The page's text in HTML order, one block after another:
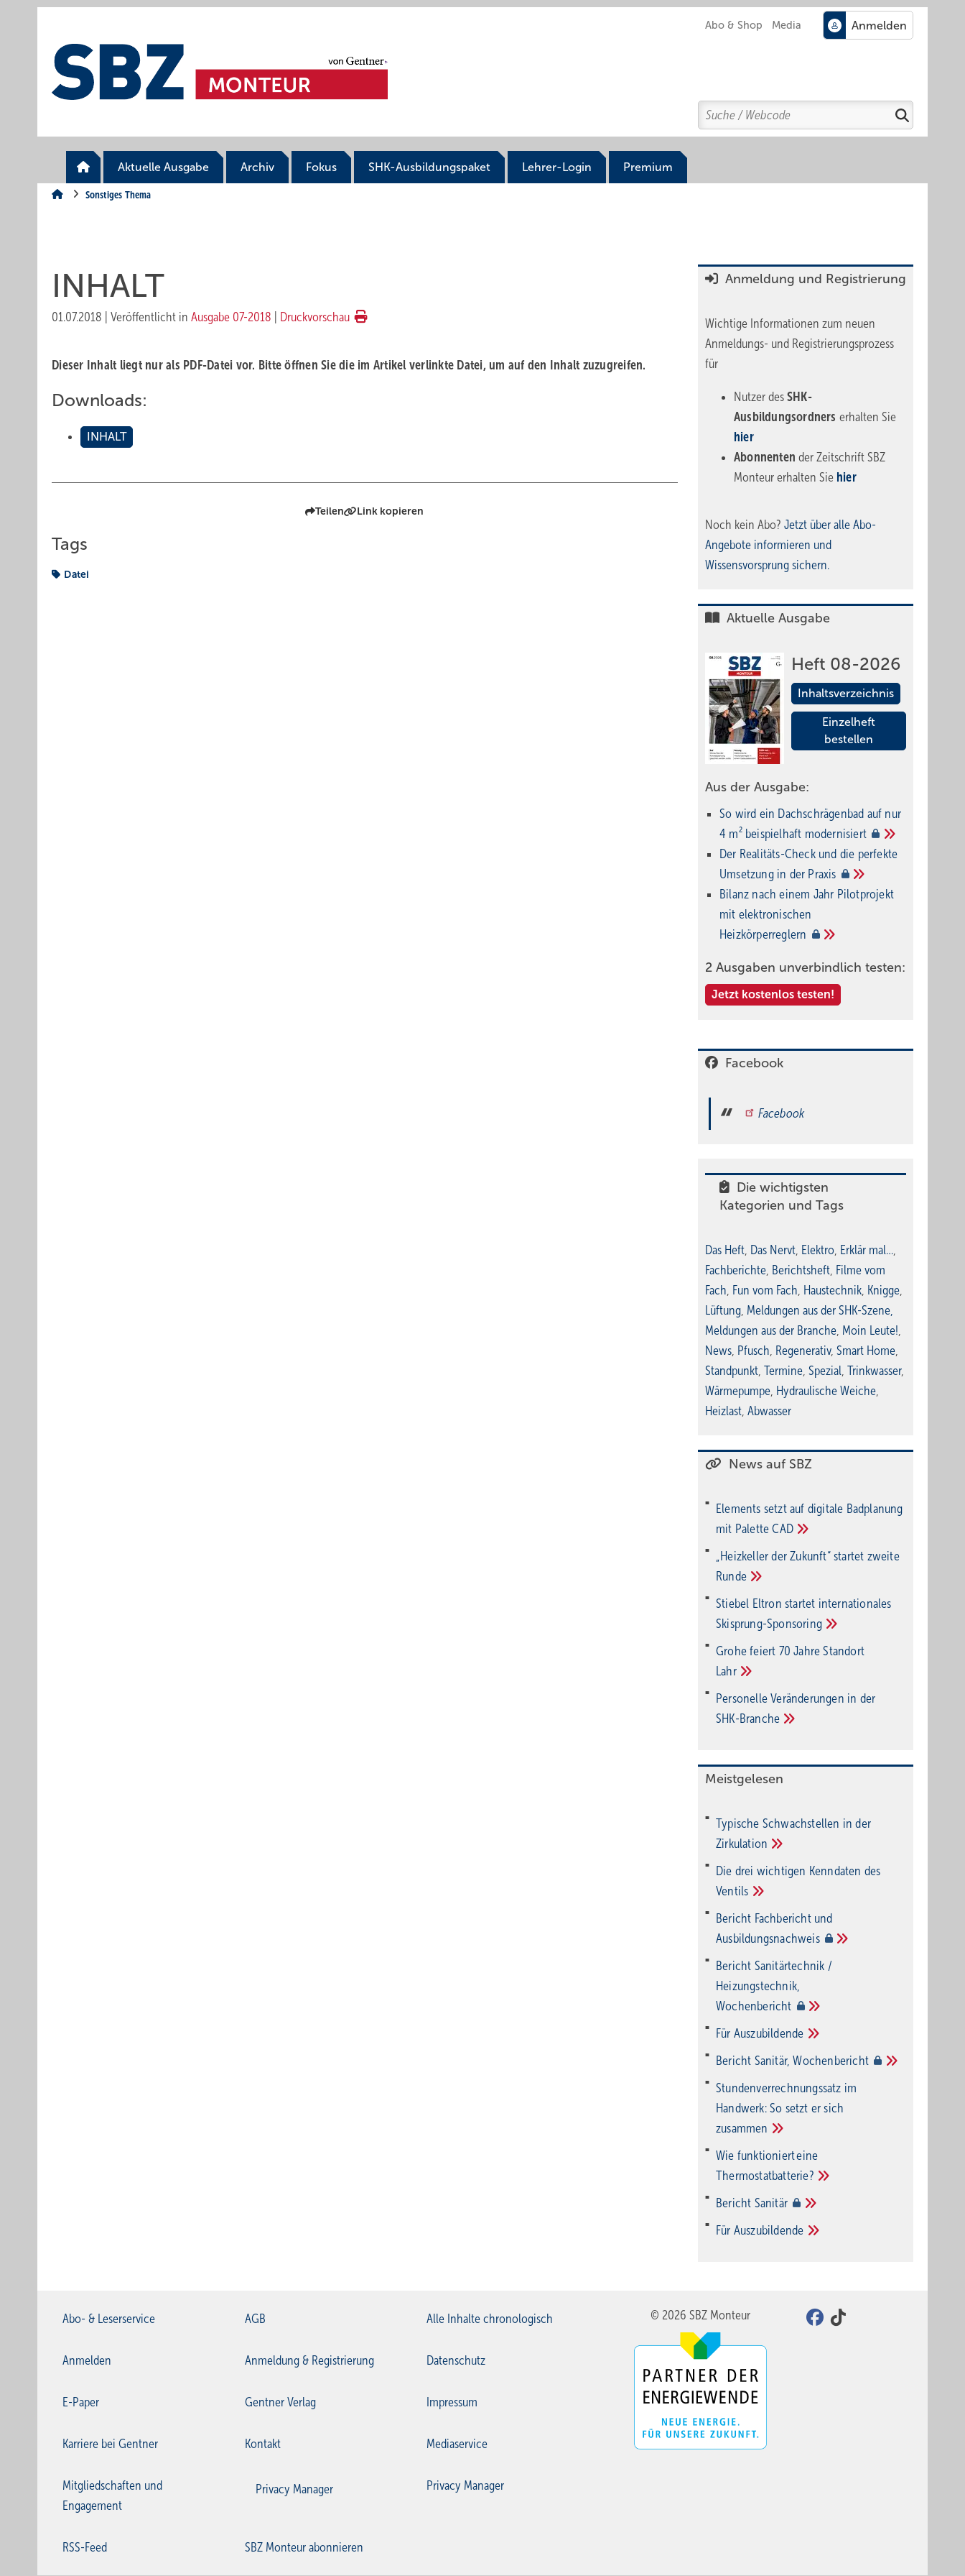
Abo & Shop Media
Search
Suchen
Aktuelle Ausgabe Archiv Fokus SHK-Ausbildungspaket Lehrer-Login Premium
Sonstiges Thema
INHALT
01.07.2018 Veröffentlicht in Ausgabe 07-2018 Druckvorschau
Dieser Inhalt liegt nur als PDF-Datei vor. Bitte öffnen Sie die im Artikel verlinkte Datei, um auf den Inhalt zuzugreifen.
Downloads:
INHALT
Teilen Link kopieren
Tags
Datei
Anmeldung und Registrierung
Wichtige Informationen zum neuen
Anmeldungs- und Registrierungsprozess
für
Nutzer des SHK-
Ausbildungsordners erhalten Sie
hier
Abonnentender Zeitschrift SBZ
Monteur erhalten Sie hier
Noch kein Abo? Jetzt über alle Abo-
Angebote informieren und
Wissensvorsprung sichern.
Aktuelle Ausgabe
Heft 08-2026
Inhaltsverzeichnis
Einzelheft
bestellen
Aus der Ausgabe:
So wird ein Dach­schrägenbad auf nur
4 m² beispielhaft modernisiert
Der Realitäts-Check und die perfekte
Umsetzung in der Praxis
Bilanz nach einem Jahr Pilotprojekt
mit elektronischen
Heizkörperreglern
2 Ausgaben unverbindlich testen:
Jetzt kostenlos testen!
Facebook
Facebook
Die wichtigsten
Kategorien und Tags
Das Heft, Das Nervt, Elektro, Erklär mal…,
Fachberichte, Berichtsheft, Filme vom
Fach, Fun vom Fach, Haustechnik, Knigge,
Lüftung, Meldungen aus der SHK-Szene,
Meldungen aus der Branche, Moin Leute!,
News, Pfusch, Regenerativ, Smart Home,
Standpunkt, Termine, Spezial, Trinkwasser,
Wärmepumpe, Hydraulische Weiche,
Heizlast, Abwasser
News auf SBZ
Elements setzt auf di­gi­ta­le Bad­pla­nung
mit PaletteCAD
„Heizkeller der Zu­kunft“ star­tet zwei­te
Run­de
Stiebel Eltron startet internatio­nales
Ski­sprung-Spon­soring
Grohe feiert 70 Jahre Standort
Lahr
Personelle Veränderungen in der
SHK-Branche
Meistgelesen
Typische Schwachstellen in der
Zirkulation
Die drei wichtigen Kenndaten des
Ventils
Bericht Fachbericht und
Ausbildungsnachweis
Bericht Sanitärtechnik /
Heizungstechnik,
Wochenbericht
Für Auszubildende
Bericht Sanitär,Wochenbericht
Stundenverrechnungssatz im
Handwerk: So setzt er sich
zusammen
Wie funktioniert eine
Thermostatbatterie?
Bericht Sanitär
Für Auszubildende
Abo- & Leserservice AGB Alle Inhalte chronologisch
Anmelden Anmeldung & Registrierung Datenschutz
E-Paper Gentner Verlag Impressum
Karriere bei Gentner Kontakt Mediaservice
Mitgliedschaften und
Engagement
Privacy Manager Privacy Manager
RSS-Feed SBZ Monteur abonnieren
© 2026 SBZ Monteur